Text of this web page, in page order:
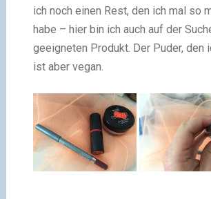
ich noch einen Rest, den ich mal so
habe – hier bin ich auch auf der
geeigneten Produkt. Der Puder, den
ist aber vegan.